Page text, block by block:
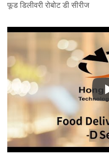
फूड डिलीवरी रोबोट डी सीरीज